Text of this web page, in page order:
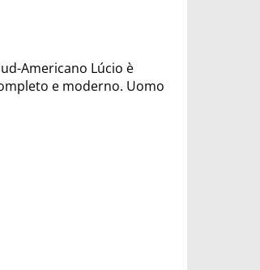
Lúcio è
e moderno. Uomo